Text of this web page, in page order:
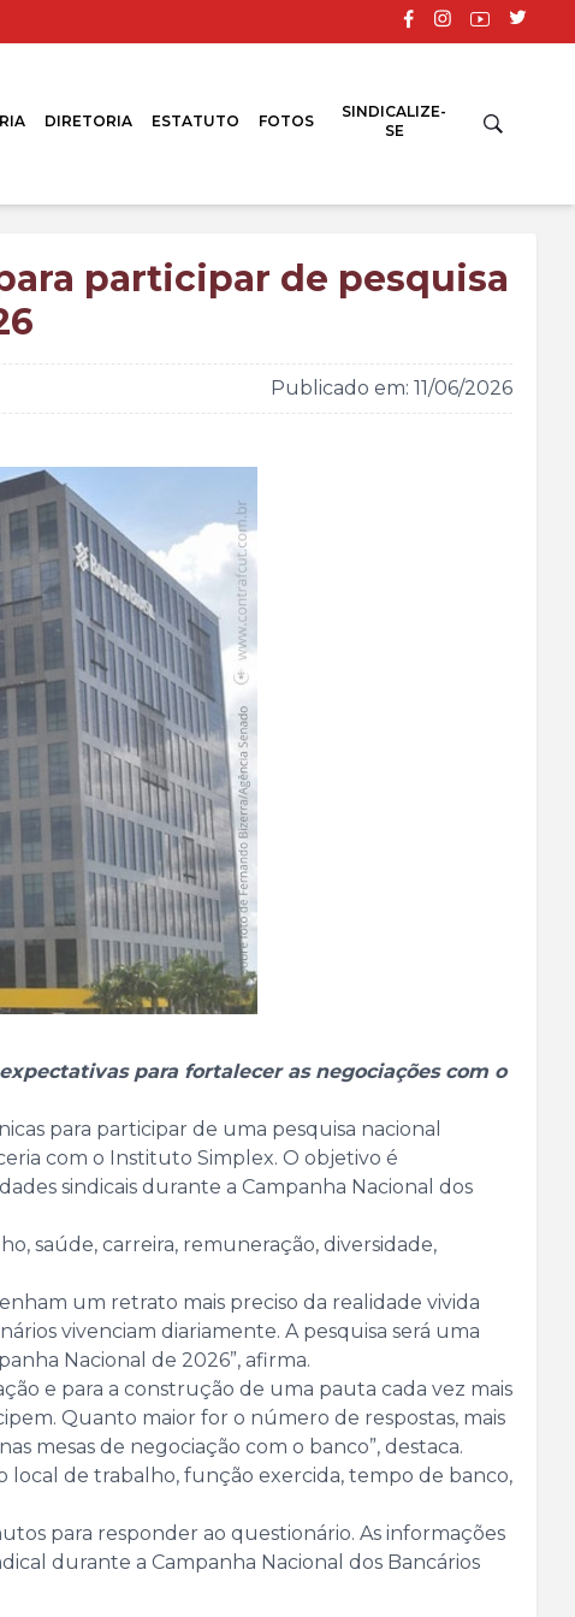
DIRETORIA ESTATUTO FOTOS
SINDICALIZE-
SE
participar de pesquisa
Publicado em: 11/06/2026
para fortalecer as negociações com o
para participar de uma pesquisa nacional
com o Instituto Simplex. O objetivo é
sindicais durante a Campanha Nacional dos
saúde, carreira, remuneração, diversidade,
um retrato mais preciso da realidade vivida
vivenciam diariamente. A pesquisa será uma
Nacional de 2026”, afirma.
e para a construção de uma pauta cada vez mais
Quanto maior for o número de respostas, mais
mesas de negociação com o banco”, destaca.
local de trabalho, função exercida, tempo de banco,
para responder ao questionário. As informações
durante a Campanha Nacional dos Bancários